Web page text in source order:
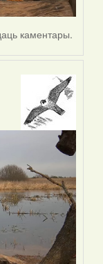
каментары.